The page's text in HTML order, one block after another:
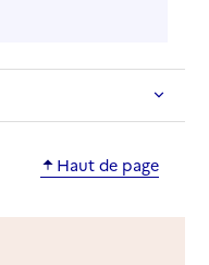
Haut de page